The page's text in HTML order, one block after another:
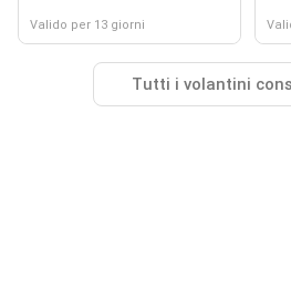
Valido per 13 giorni
Tutti i volantini